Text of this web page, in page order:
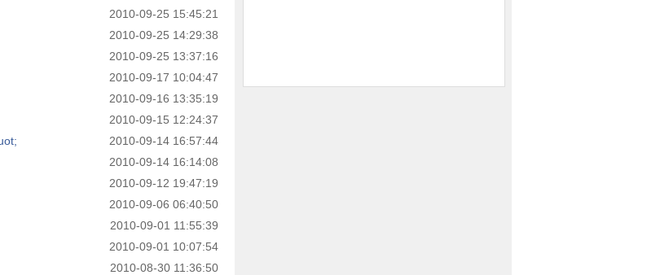
2010-09-25 15:45:21
2010-09-25 14:29:38
2010-09-25 13:37:16
2010-09-17 10:04:47
2010-09-16 13:35:19
2010-09-15 12:24:37
2010-09-14 16:57:44
2010-09-14 16:14:08
2010-09-12 19:47:19
2010-09-06 06:40:50
2010-09-01 11:55:39
2010-09-01 10:07:54
2010-08-30 11:36:50